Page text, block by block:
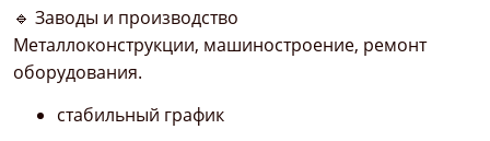
🔹 Заводы и производство
Металлоконструкции, машиностроение, ремонт
оборудования.
стабильный график